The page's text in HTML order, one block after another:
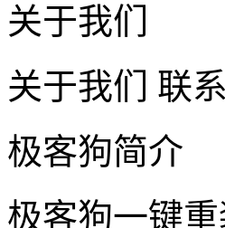
关于我们
关于我们 联
极客狗简介
极客狗一键